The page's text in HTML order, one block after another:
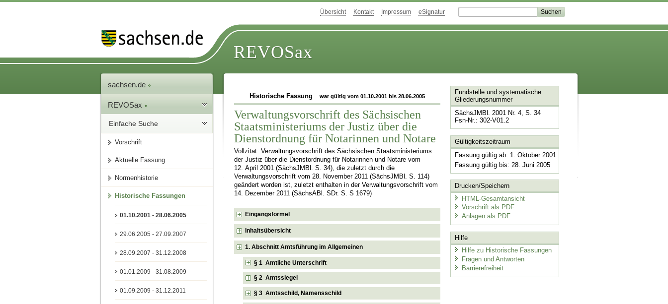
Übersicht Kontakt Impressum eSignatur
REVOSax
sachsen.de
REVOSax
Einfache Suche
Vorschrift
Aktuelle Fassung
Normenhistorie
Historische Fassungen
01.10.2001 - 28.06.2005
29.06.2005 - 27.09.2007
28.09.2007 - 31.12.2008
01.01.2009 - 31.08.2009
01.09.2009 - 31.12.2011
Historische Fassung war gültig vom 01.10.2001 bis 28.06.2005
Verwaltungsvorschrift des Sächsischen
Staatsministeriums der Justiz über die
Dienstordnung für Notarinnen und Notare
Vollzitat: Verwaltungsvorschrift des Sächsischen Staatsministeriums
der Justiz über die Dienstordnung für Notarinnen und Notare vom
12. April 2001 (SächsJMBl. S. 34), die zuletzt durch die
Verwaltungsvorschrift vom 28. November 2011 (SächsJMBl. S. 114)
geändert worden ist, zuletzt enthalten in der Verwaltungsvorschrift vom
14. Dezember 2011 (SächsABl. SDr. S. S 1679)
Eingangsformel
Inhaltsübersicht
1. Abschnitt Amtsführung im Allgemeinen
§ 1 Amtliche Unterschrift
§ 2 Amtssiegel
§ 3 Amtsschild, Namensschild
Fundstelle und systematische
Gliederungsnummer
SächsJMBl. 2001 Nr. 4, S. 34
Fsn-Nr.: 302-V01.2
Gültigkeitszeitraum
Fassung gültig ab: 1. Oktober 2001
Fassung gültig bis: 28. Juni 2005
Drucken/Speichern
HTML-Gesamtansicht
Vorschrift als PDF
Anlagen als PDF
Hilfe
Hilfe zu Historische Fassungen
Fragen und Antworten
Barrierefreiheit